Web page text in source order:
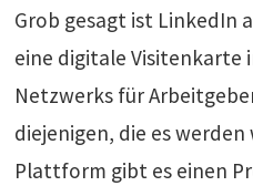
Grob gesagt ist LinkedIn
eine digitale Visitenkarte
Netzwerks für
diejenigen, die es werden
Plattform gibt es einen